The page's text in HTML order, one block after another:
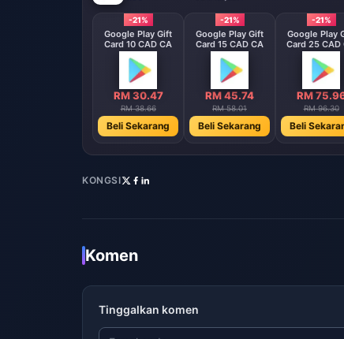
-21%
Google Play Gift
Card 10 CAD CA
RM 30.47
RM 38.66
Beli Sekarang
-21%
Google Play Gift
Card 15 CAD CA
RM 45.74
RM 58.01
Beli Sekarang
-21%
Google Play
Card 25 CAD
RM
RM 96.30
Beli
KONGSI
Komen
Tinggalkan komen